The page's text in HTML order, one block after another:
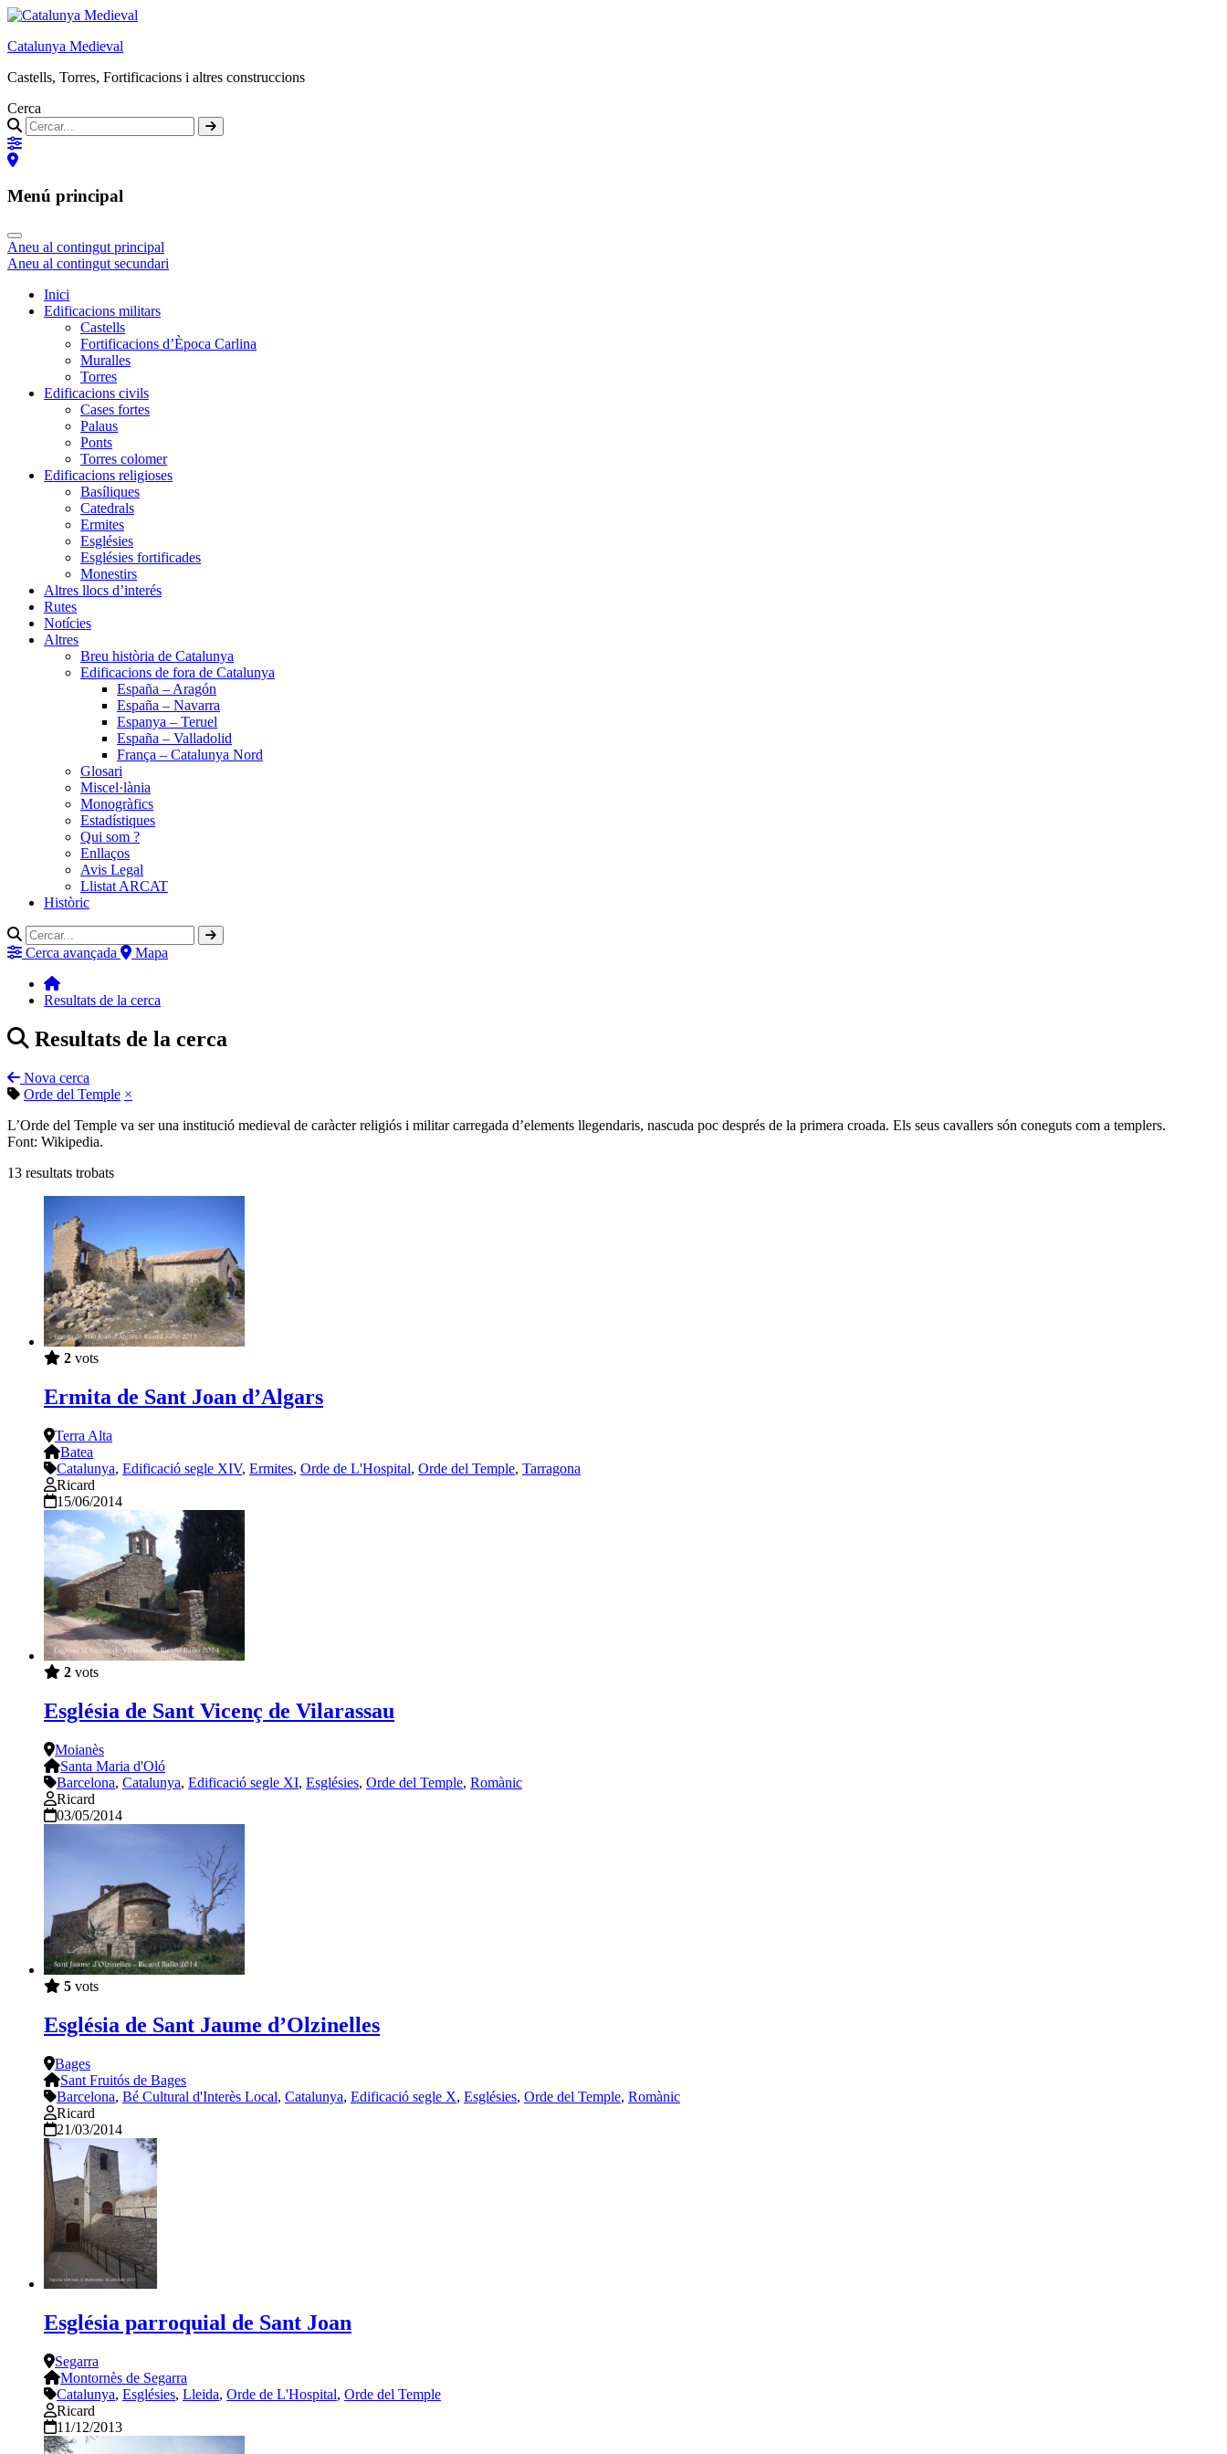
Catalunya Medieval
Castells, Torres, Fortificacions i altres construccions
Cerca
Menú principal
Aneu al contingut principal
Aneu al contingut secundari
Inici
Edificacions militars
Castells
Fortificacions d’Època Carlina
Muralles
Torres
Edificacions civils
Cases fortes
Palaus
Ponts
Torres colomer
Edificacions religioses
Basíliques
Catedrals
Ermites
Esglésies
Esglésies fortificades
Monestirs
Altres llocs d’interés
Rutes
Notícies
Altres
Breu història de Catalunya
Edificacions de fora de Catalunya
España – Aragón
España – Navarra
Espanya – Teruel
España – Valladolid
França – Catalunya Nord
Glosari
Miscel·lània
Monogràfics
Estadístiques
Qui som ?
Enllaços
Avis Legal
Llistat ARCAT
Històric
Cerca avançada Mapa
Resultats de la cerca
Resultats de la cerca
Nova cerca
Orde del Temple ×
L’Orde del Temple va ser una institució medieval de caràcter religiós i militar carregada d’elements llegendaris, nascuda poc després de la primera croada. Els seus cavallers són coneguts com a templers.
Font: Wikipedia.
13 resultats trobats
2 vots
Ermita de Sant Joan d’Algars
Terra Alta
Batea
Catalunya, Edificació segle XIV, Ermites, Orde de L'Hospital, Orde del Temple, Tarragona
Ricard
15/06/2014
2 vots
Església de Sant Vicenç de Vilarassau
Moianès
Santa Maria d'Oló
Barcelona, Catalunya, Edificació segle XI, Esglésies, Orde del Temple, Romànic
Ricard
03/05/2014
5 vots
Església de Sant Jaume d’Olzinelles
Bages
Sant Fruitós de Bages
Barcelona, Bé Cultural d'Interès Local, Catalunya, Edificació segle X, Esglésies, Orde del Temple, Romànic
Ricard
21/03/2014
Església parroquial de Sant Joan
Segarra
Montornès de Segarra
Catalunya, Esglésies, Lleida, Orde de L'Hospital, Orde del Temple
Ricard
11/12/2013